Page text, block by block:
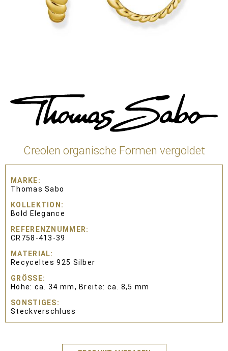
Creolen organische Formen vergoldet
MARKE
Thomas Sabo
KOLLEKTION
Bold Elegance
REFERENZNUMMER
CR758-413-39
MATERIAL
Recyceltes 925 Silber
GRÖSSE
Höhe: ca. 34 mm, Breite: ca. 8,5 mm
SONSTIGES
Steckverschluss